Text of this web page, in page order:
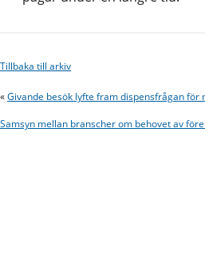
Tillbaka till arkiv
«Givande besök lyfte fram dispensfrågan för
Samsyn mellan branscher om behovet av